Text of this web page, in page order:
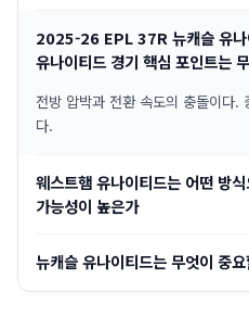
2025-26 EPL 37R 뉴캐슬 유나
유나이티드 경기 핵심 포인트는
전방 압박과 전환 속도의 충돌이다.
다.
웨스트햄 유나이티드는 어떤 방
가능성이 높은가
뉴캐슬 유나이티드는 무엇이 중